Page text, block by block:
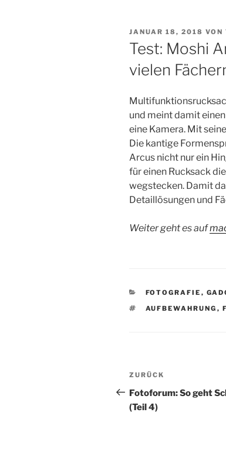
VERÖFFENTLICHT
AM
JANUAR 18, 2018 VON
Test: Moshi
vielen
und meint damit
eine Kamera. Mit
Die kantige
Arcus nicht nur ein
für einen Rucksack
wegstecken. Damit
Detaillösungen und
Weiter geht es auf
KATEGORIEN
FOTOGRAFIE ,
SCHLAGWÖRTER
AUFBEWAHRUNG ,
Vorheriger
Beitrag
ZURÜCK
Fotoforum: So geht
(Teil 4)